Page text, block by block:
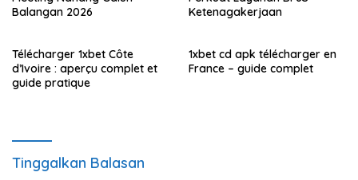
Balangan 2026
Ketenagakerjaan
Télécharger 1xbet Côte
d’Ivoire : aperçu complet et
guide pratique
1xbet cd apk télécharger en
France – guide complet
Tinggalkan Balasan